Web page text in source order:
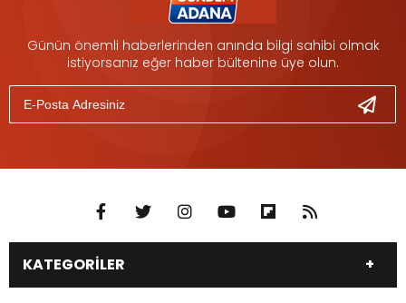
Günün önemli haberlerinden anında bilgi sahibi olmak
istiyorsanız eğer haber bültenine üye olun.
KATEGORİLER